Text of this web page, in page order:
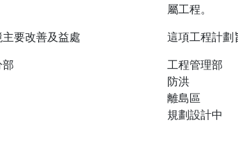
屬工程。
要改善及益處
這項工程計劃
工程管理部
防洪
離島區
規劃設計中